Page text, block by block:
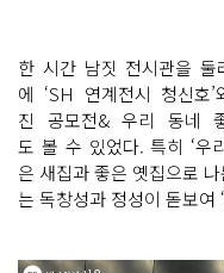
한 시간 남짓 전시관을 둘
에 ‘SH 연계전시 청신호’
진 공모전& 우리 동네
도 볼 수 있었다. 특히 ‘우
은 새집과 좋은 옛집으로
는 독창성과 정성이 돋보여